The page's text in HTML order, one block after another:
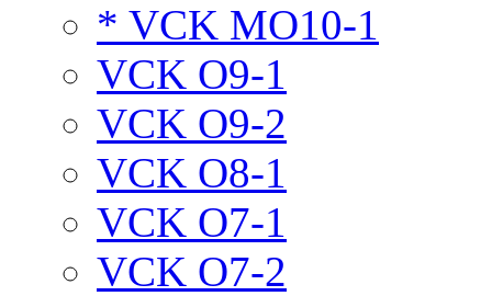
* VCK MO10-1
VCK O9-1
VCK O9-2
VCK O8-1
VCK O7-1
VCK O7-2